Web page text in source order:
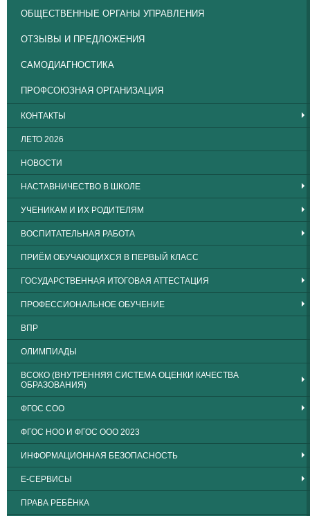
ОБЩЕСТВЕННЫЕ ОРГАНЫ УПРАВЛЕНИЯ
ОТЗЫВЫ И ПРЕДЛОЖЕНИЯ
САМОДИАГНОСТИКА
ПРОФСОЮЗНАЯ ОРГАНИЗАЦИЯ
КОНТАКТЫ
ЛЕТО 2026
НОВОСТИ
НАСТАВНИЧЕСТВО В ШКОЛЕ
УЧЕНИКАМ И ИХ РОДИТЕЛЯМ
ВОСПИТАТЕЛЬНАЯ РАБОТА
ПРИЁМ ОБУЧАЮЩИХСЯ В ПЕРВЫЙ КЛАСС
ГОСУДАРСТВЕННАЯ ИТОГОВАЯ АТТЕСТАЦИЯ
ПРОФЕССИОНАЛЬНОЕ ОБУЧЕНИЕ
ВПР
ОЛИМПИАДЫ
ВСОКО (ВНУТРЕННЯЯ СИСТЕМА ОЦЕНКИ КАЧЕСТВА
ОБРАЗОВАНИЯ)
ФГОС СОО
ФГОС НОО И ФГОС ООО 2023
ИНФОРМАЦИОННАЯ БЕЗОПАСНОСТЬ
Е-СЕРВИСЫ
ПРАВА РЕБЁНКА